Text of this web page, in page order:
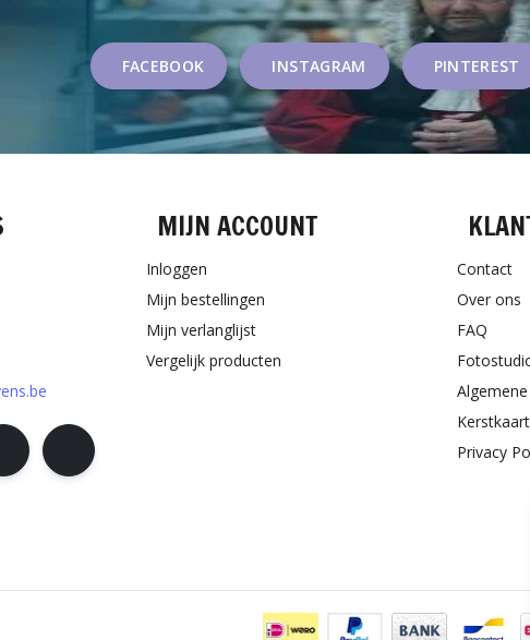
FACEBOOK INSTAGRAM PINTEREST
MIJN ACCOUNT
Inloggen
Mijn bestellingen
Mijn verlanglijst
Vergelijk producten
Contact
Over ons
FAQ
Privacy